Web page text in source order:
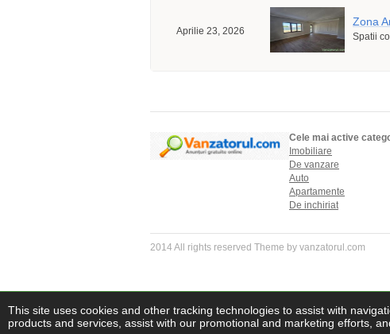
Aprilie 23, 2026
Zona
Spatii
Cele mai active
Imobiliare
De vanzare
Auto
Apartamente
De inchiriat
2014 All rights reserved Theme by vanzatorul.com
This site uses cookies and other tracking technologies to assist with
products and services, assist with our promotional and marketing efforts,